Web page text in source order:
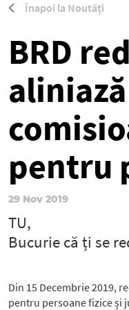
Înapoi la Noutăți
BRD
aliniază
pentru
29 Nov 2019
TU,
Bucurie că ți se
Din 15 Decembrie 2019,
pentru persoane fizice și